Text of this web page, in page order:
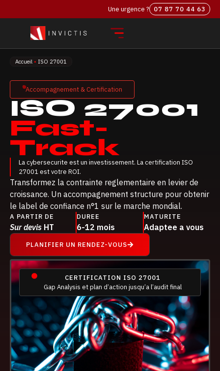
Une urgence ? 07 87 70 44 63‬
Accueil • ISO 27001
Accompagnement & Certification
ISO 27001
Fast-
Track
La cybersecurite est un investissement. La certification ISO
27001 est votre ROI.
Transformez la contrainte reglementaire en levier de
croissance. Un accompagnement structure pour obtenir
le label de confiance n°1 sur le marche mondial.
A PARTIR DE
Sur devis HT
DUREE
6-12 mois
MATURITE
Adaptee a vous
PLANIFIER UN RENDEZ-VOUS
CERTIFICATION ISO 27001
Gap Analysis et plan d’action jusqu’a l’audit final